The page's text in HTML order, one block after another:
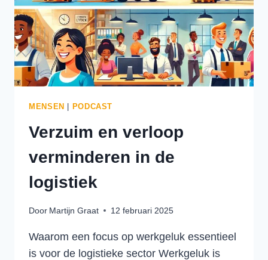
MENSEN PODCAST
Verzuim en verloop
verminderen in de
logistiek
Door Martijn Graat 12 februari 2025
Waarom een focus op werkgeluk essentieel
is voor de logistieke sector Werkgeluk is